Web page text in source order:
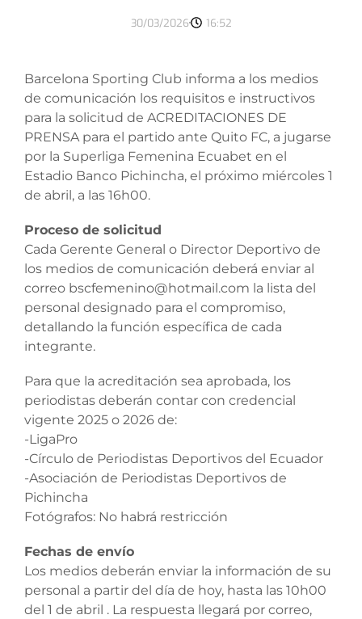
30/03/2026 16:52
Barcelona Sporting Club informa a los medios
de comunicación los requisitos e instructivos
para la solicitud de ACREDITACIONES DE
PRENSA para el partido ante Quito FC, a jugarse
por la Superliga Femenina Ecuabet en el
Estadio Banco Pichincha, el próximo miércoles 1
de abril, a las 16h00.
Proceso de solicitud
Cada Gerente General o Director Deportivo de
los medios de comunicación deberá enviar al
correo bscfemenino@hotmail.com la lista del
personal designado para el compromiso,
detallando la función específica de cada
integrante.
Para que la acreditación sea aprobada, los
periodistas deberán contar con credencial
vigente 2025 o 2026 de:
-LigaPro
-Círculo de Periodistas Deportivos del Ecuador
-Asociación de Periodistas Deportivos de
Pichincha
Fotógrafos: No habrá restricción
Fechas de envío
Los medios deberán enviar la información de su
personal a partir del día de hoy, hasta las 10h00
del 1 de abril . La respuesta llegará por correo,